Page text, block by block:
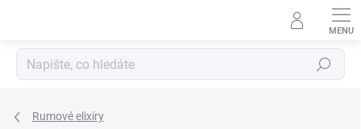
Hledat
Rumové elixíry